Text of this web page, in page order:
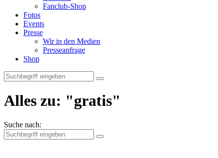
Fanclub-Shop
Fotos
Events
Presse
Wir in den Medien
Presseanfrage
Shop
Alles zu: "gratis"
Suche nach: